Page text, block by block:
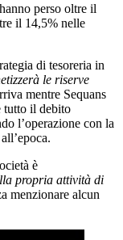
perso oltre il
il 14,5% nelle
di tesoreria in
le riserve
mentre Sequans
tutto il debito
l’operazione con la
è
propria attività di
menzionare alcun